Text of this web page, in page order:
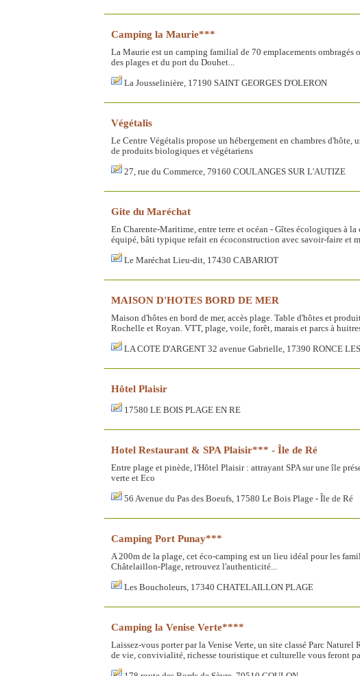
Camping la Maurie***
La Maurie est un camping familial de 70 emplacements ombragés
des plages et du port du Douhet...
La Jousselinière, 17190 SAINT GEORGES D'OLERON
Végétalis
Le Centre Végétalis propose un hébergement en chambres
de produits biologiques et végétariens
27, rue du Commerce, 79160 COULANGES SUR L'AUTIZE
Gite du Maréchat
En Charente-Maritime, entre terre et océan - Gîtes écologiques à
équipé, bâti typique refait en écoconstruction avec savoir-faire et
Le Maréchat Lieu-dit, 17430 CABARIOT
MAISON D'HOTES BORD DE MER
Maison d'hôtes en bord de mer, accès plage. Table d'hôtes et
Rochelle et Royan. VTT, plage, voile, forêt, marais et parcs à
LA COTE D'ARGENT 32 avenue Gabrielle, 17390 RONCE
Hôtel Plaisir
17580 LE BOIS PLAGE EN RE
Hotel Restaurant & SPA Plaisir*** - Île de Ré
Entre plage et pinède, l'Hôtel Plaisir : attrayant SPA sur une île
verte et Eco
56 Avenue du Pas des Boeufs, 17580 Le Bois Plage - Île de Ré
Camping Port Punay***
A 200m de la plage, cet éco-camping est un lieu idéal pour les
Châtelaillon-Plage, retrouvez l'authenticité...
Les Boucholeurs, 17340 CHATELAILLON PLAGE
Camping la Venise Verte****
Laissez-vous porter par la Venise Verte, un site classé Parc
de vie, convivialité, richesse touristique et culturelle vous feront